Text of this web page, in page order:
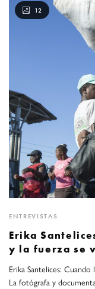
12
ENTREVISTAS
Erika
y la fuerza se
Erika Santelices:
La fotógrafa y